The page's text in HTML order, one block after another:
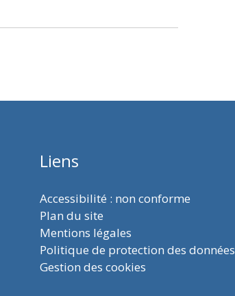
Liens
Accessibilité : non conforme
Plan du site
Mentions légales
Politique de protection des données
Gestion des cookies